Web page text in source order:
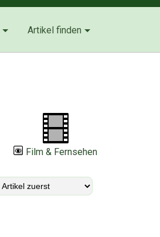
Artikel finden
Film & Fernsehen